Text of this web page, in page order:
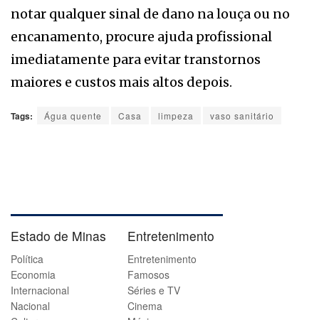
notar qualquer sinal de dano na louça ou no
encanamento, procure ajuda profissional
imediatamente para evitar transtornos
maiores e custos mais altos depois.
Tags: Água quente Casa limpeza vaso sanitário
Estado de Minas
Política
Economia
Internacional
Nacional
Entretenimento
Entretenimento
Famosos
Séries e TV
Cinema